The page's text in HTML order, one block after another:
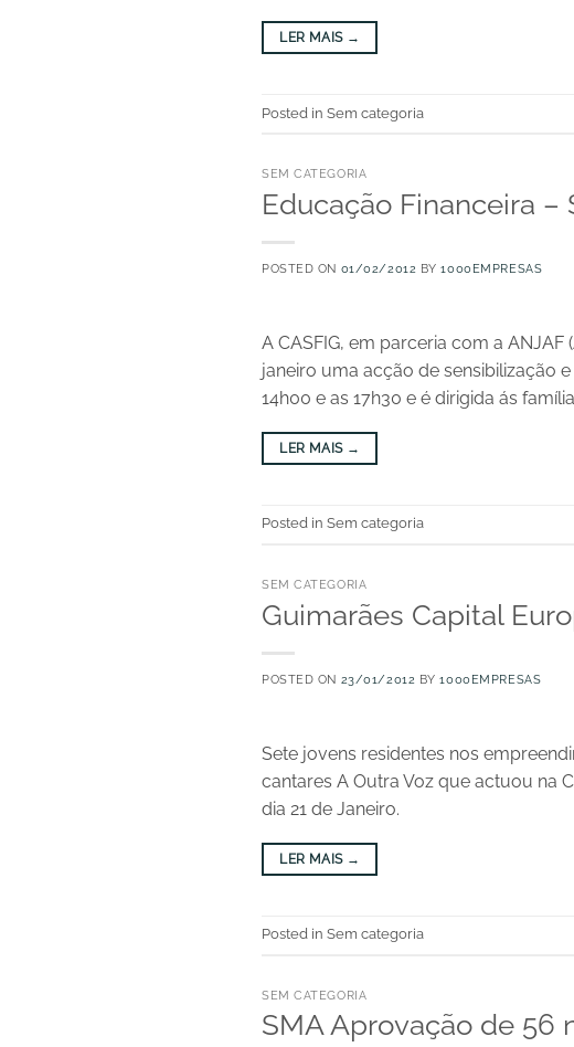
LER MAIS →
Posted in Sem categoria
SEM CATEGORIA
Educação Financeira
POSTED ON 01/02/2012 BY1000EMPRESAS
A CASFIG, em parceria com a
janeiro uma acção de sensibilização
14h00 e as 17h30 e é dirigida ás
LER MAIS →
Posted in Sem categoria
SEM CATEGORIA
Guimarães Capital
POSTED ON 23/01/2012 BY1000EMPRESAS
Sete jovens residentes nos
cantares A Outra Voz que actuou na
dia 21 de Janeiro.
LER MAIS →
Posted in Sem categoria
SEM CATEGORIA
SMA Aprovação de 56